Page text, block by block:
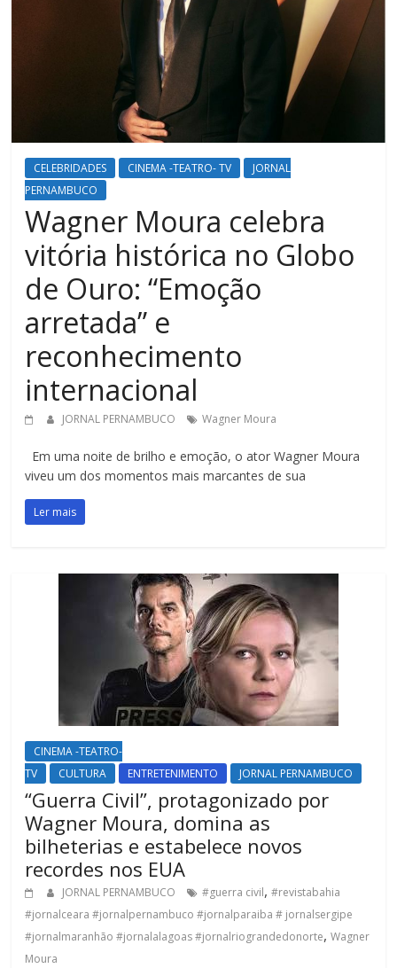
CELEBRIDADES CINEMA -TEATRO- TV
JORNAL
PERNAMBUCO
Wagner Moura celebra
vitória histórica no Globo
de Ouro: “Emoção
arretada” e
reconhecimento
internacional
JORNAL PERNAMBUCO Wagner Moura
Em uma noite de brilho e emoção, o ator Wagner Moura
viveu um dos momentos mais marcantes de sua
Ler mais
CINEMA -TEATRO-
TV
CULTURA ENTRETENIMENTO JORNAL PERNAMBUCO
“Guerra Civil”, protagonizado por
Wagner Moura, domina as
bilheterias e estabelece novos
recordes nos EUA
JORNAL PERNAMBUCO #guerra civil,#revistabahia
#jornalceara #jornalpernambuco #jornalparaiba # jornalsergipe
#jornalmaranhão #jornalalagoas #jornalriograndedonorte,Wagner
Moura